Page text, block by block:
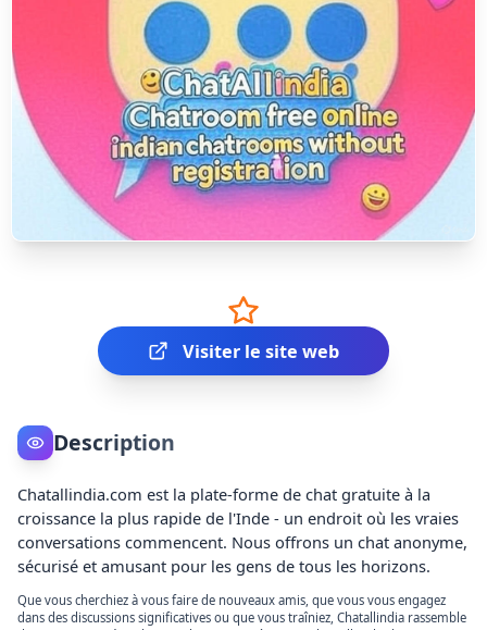
Visiter le site web
Description
Chatallindia.com est la plate-forme de chat gratuite à la
croissance la plus rapide de l'Inde - un endroit où les vraies
conversations commencent. Nous offrons un chat anonyme,
sécurisé et amusant pour les gens de tous les horizons.
Que vous cherchiez à vous faire de nouveaux amis, que vous vous engagez
dans des discussions significatives ou que vous traîniez, Chatallindia rassemble